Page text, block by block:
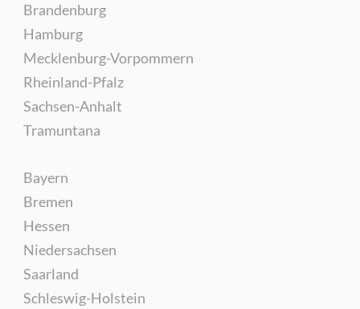
Brandenburg
Hamburg
Mecklenburg-Vorpommern
Rheinland-Pfalz
Sachsen-Anhalt
Tramuntana
Bayern
Bremen
Hessen
Niedersachsen
Saarland
Schleswig-Holstein